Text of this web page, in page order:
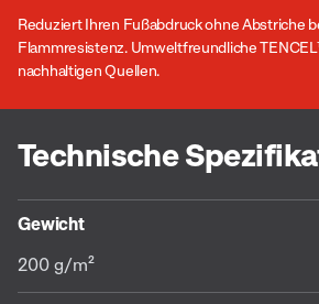
Reduziert Ihren Fußabdruck ohne Abstriche
Flammresistenz. Umweltfreundliche
nachhaltigen Quellen.
Technische
Gewicht
200 g/m²